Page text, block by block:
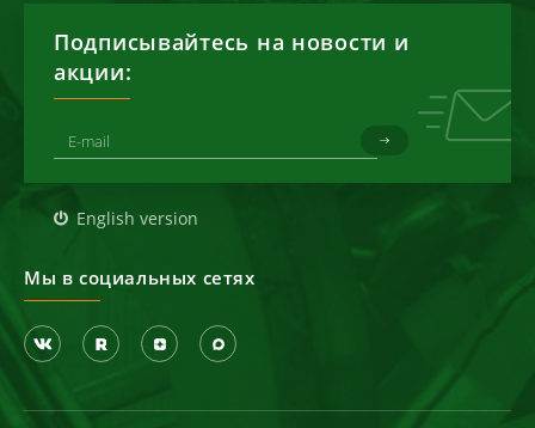
Подписывайтесь на новости и
акции:
English version
Мы в социальных сетях